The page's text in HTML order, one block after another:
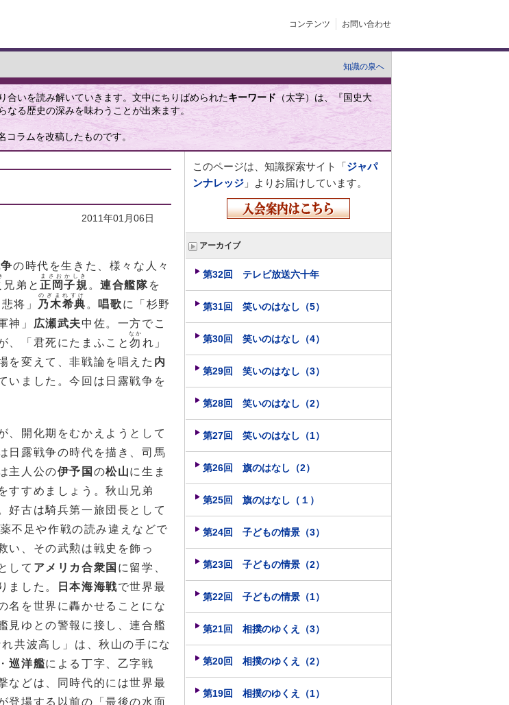
コンテンツ お問い合わせ
知識の泉へ
合いを読み解いていきます。文中にちりばめられたキーワード （太字）は、『国史大
る歴史の深みを味わうことが出来ます。
ラムを改稿したものです。
2011年01月06日
の時代を生きた、様々な人々
兄弟と 正岡子規
まさおかしき
。連合艦隊を
将」 乃木希典
のぎまれすけ
。 唱歌に「杉野
神」 広瀬武夫中佐。一方でこ
、「君死にたまふこと勿
なか
れ」
を変えて、非戦論を唱えた 内
いました。今回は日露戦争を
開化期をむかえようとして
日露戦争の時代を描き、司馬
主人公の伊予国 の松山に生ま
すすめましょう。秋山兄弟
好古は騎兵第一旅団長として
不足や作戦の読み違えなどで
い、その武勲は戦史を飾っ
して アメリカ合衆国 に留学、
ました。
日本海海戦で世界最
名を世界に轟かせることにな
見ゆとの警報に接し、連合艦
共波高し」は、秋山の手にな
・巡洋艦による丁字、乙字戦
などは、同時代的には世界最
登場する以前の「最後の水面
このページは、知識探索サイト「ジャパ
ンナレッジ 」よりお届けしています。
アーカイブ
第32回 テレビ放送六十年
第31回 笑いのはなし（5）
第30回 笑いのはなし（4）
第29回 笑いのはなし（3）
第28回 笑いのはなし（2）
第27回 笑いのはなし（1）
第26回 旗のはなし（2）
第25回 旗のはなし（１）
第24回 子どもの情景（3）
第23回 子どもの情景（2）
第22回 子どもの情景（1）
第21回 相撲のゆくえ（3）
第20回 相撲のゆくえ（2）
第19回 相撲のゆくえ（1）